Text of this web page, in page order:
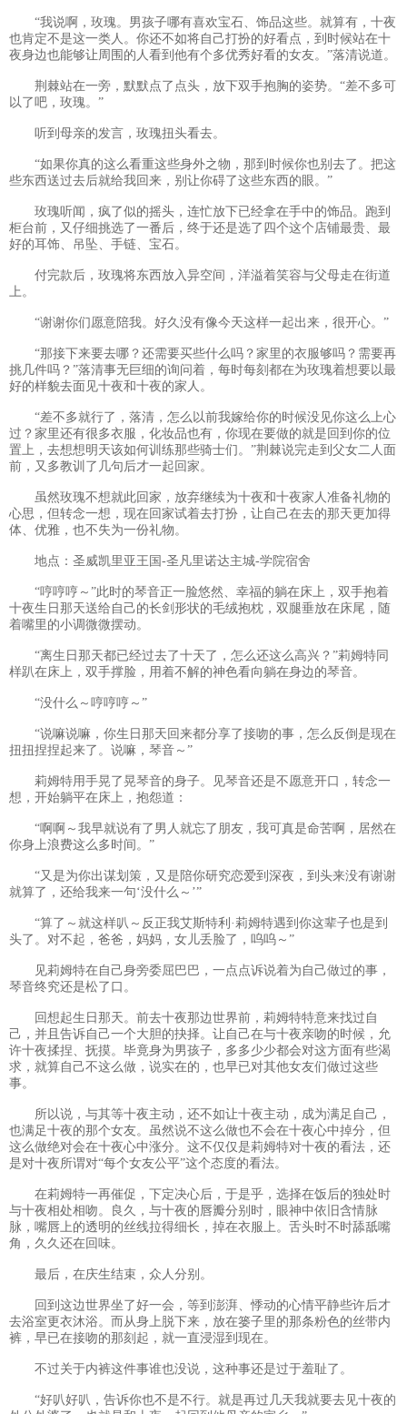
“我说啊，玫瑰。男孩子哪有喜欢宝石、饰品这些。就算有，十夜
也肯定不是这一类人。你还不如将自己打扮的好看点，到时候站在十
夜身边也能够让周围的人看到他有个多优秀好看的女友。”落清说道。
荆棘站在一旁，默默点了点头，放下双手抱胸的姿势。“差不多可
以了吧，玫瑰。”
听到母亲的发言，玫瑰扭头看去。
“如果你真的这么看重这些身外之物，那到时候你也别去了。把这
些东西送过去后就给我回来，别让你碍了这些东西的眼。”
玫瑰听闻，疯了似的摇头，连忙放下已经拿在手中的饰品。跑到
柜台前，又仔细挑选了一番后，终于还是选了四个这个店铺最贵、最
好的耳饰、吊坠、手链、宝石。
付完款后，玫瑰将东西放入异空间，洋溢着笑容与父母走在街道
上。
“谢谢你们愿意陪我。好久没有像今天这样一起出来，很开心。”
“那接下来要去哪？还需要买些什么吗？家里的衣服够吗？需要再
挑几件吗？”落清事无巨细的询问着，每时每刻都在为玫瑰着想要以最
好的样貌去面见十夜和十夜的家人。
“差不多就行了，落清，怎么以前我嫁给你的时候没见你这么上心
过？家里还有很多衣服，化妆品也有，你现在要做的就是回到你的位
置上，去想想明天该如何训练那些骑士们。”荆棘说完走到父女二人面
前，又多教训了几句后才一起回家。
虽然玫瑰不想就此回家，放弃继续为十夜和十夜家人准备礼物的
心思，但转念一想，现在回家试着去打扮，让自己在去的那天更加得
体、优雅，也不失为一份礼物。
地点：圣威凯里亚王国-圣凡里诺达主城-学院宿舍
“哼哼哼～”此时的琴音正一脸悠然、幸福的躺在床上，双手抱着
十夜生日那天送给自己的长剑形状的毛绒抱枕，双腿垂放在床尾，随
着嘴里的小调微微摆动。
“离生日那天都已经过去了十天了，怎么还这么高兴？”莉姆特同
样趴在床上，双手撑脸，用着不解的神色看向躺在身边的琴音。
“没什么～哼哼哼～”
“说嘛说嘛，你生日那天回来都分享了接吻的事，怎么反倒是现在
扭扭捏捏起来了。说嘛，琴音～”
莉姆特用手晃了晃琴音的身子。见琴音还是不愿意开口，转念一
想，开始躺平在床上，抱怨道：
“啊啊～我早就说有了男人就忘了朋友，我可真是命苦啊，居然在
你身上浪费这么多时间。”
“又是为你出谋划策，又是陪你研究恋爱到深夜，到头来没有谢谢
就算了，还给我来一句‘没什么～’”
“算了～就这样叭～反正我艾斯特利·莉姆特遇到你这辈子也是到
头了。对不起，爸爸，妈妈，女儿丢脸了，呜呜～”
见莉姆特在自己身旁委屈巴巴，一点点诉说着为自己做过的事，
琴音终究还是松了口。
回想起生日那天。前去十夜那边世界前，莉姆特特意来找过自
己，并且告诉自己一个大胆的抉择。让自己在与十夜亲吻的时候，允
许十夜揉捏、抚摸。毕竟身为男孩子，多多少少都会对这方面有些渴
求，就算自己不这么做，说实在的，也早已对其他女友们做过这些
事。
所以说，与其等十夜主动，还不如让十夜主动，成为满足自己，
也满足十夜的那个女友。虽然说不这么做也不会在十夜心中掉分，但
这么做绝对会在十夜心中涨分。这不仅仅是莉姆特对十夜的看法，还
是对十夜所谓对“每个女友公平”这个态度的看法。
在莉姆特一再催促，下定决心后，于是乎，选择在饭后的独处时
与十夜相处相吻。良久，与十夜的唇瓣分别时，眼神中依旧含情脉
脉，嘴唇上的透明的丝线拉得细长，掉在衣服上。舌头时不时舔舐嘴
角，久久还在回味。
最后，在庆生结束，众人分别。
回到这边世界坐了好一会，等到澎湃、悸动的心情平静些许后才
去浴室更衣沐浴。而从身上脱下来，放在篓子里的那条粉色的丝带内
裤，早已在接吻的那刻起，就一直浸湿到现在。
不过关于内裤这件事谁也没说，这种事还是过于羞耻了。
“好叭好叭，告诉你也不是不行。就是再过几天我就要去见十夜的